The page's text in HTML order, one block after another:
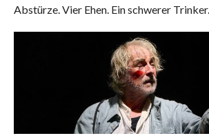
Abstürze. Vier Ehen. Ein schwerer Trinker.